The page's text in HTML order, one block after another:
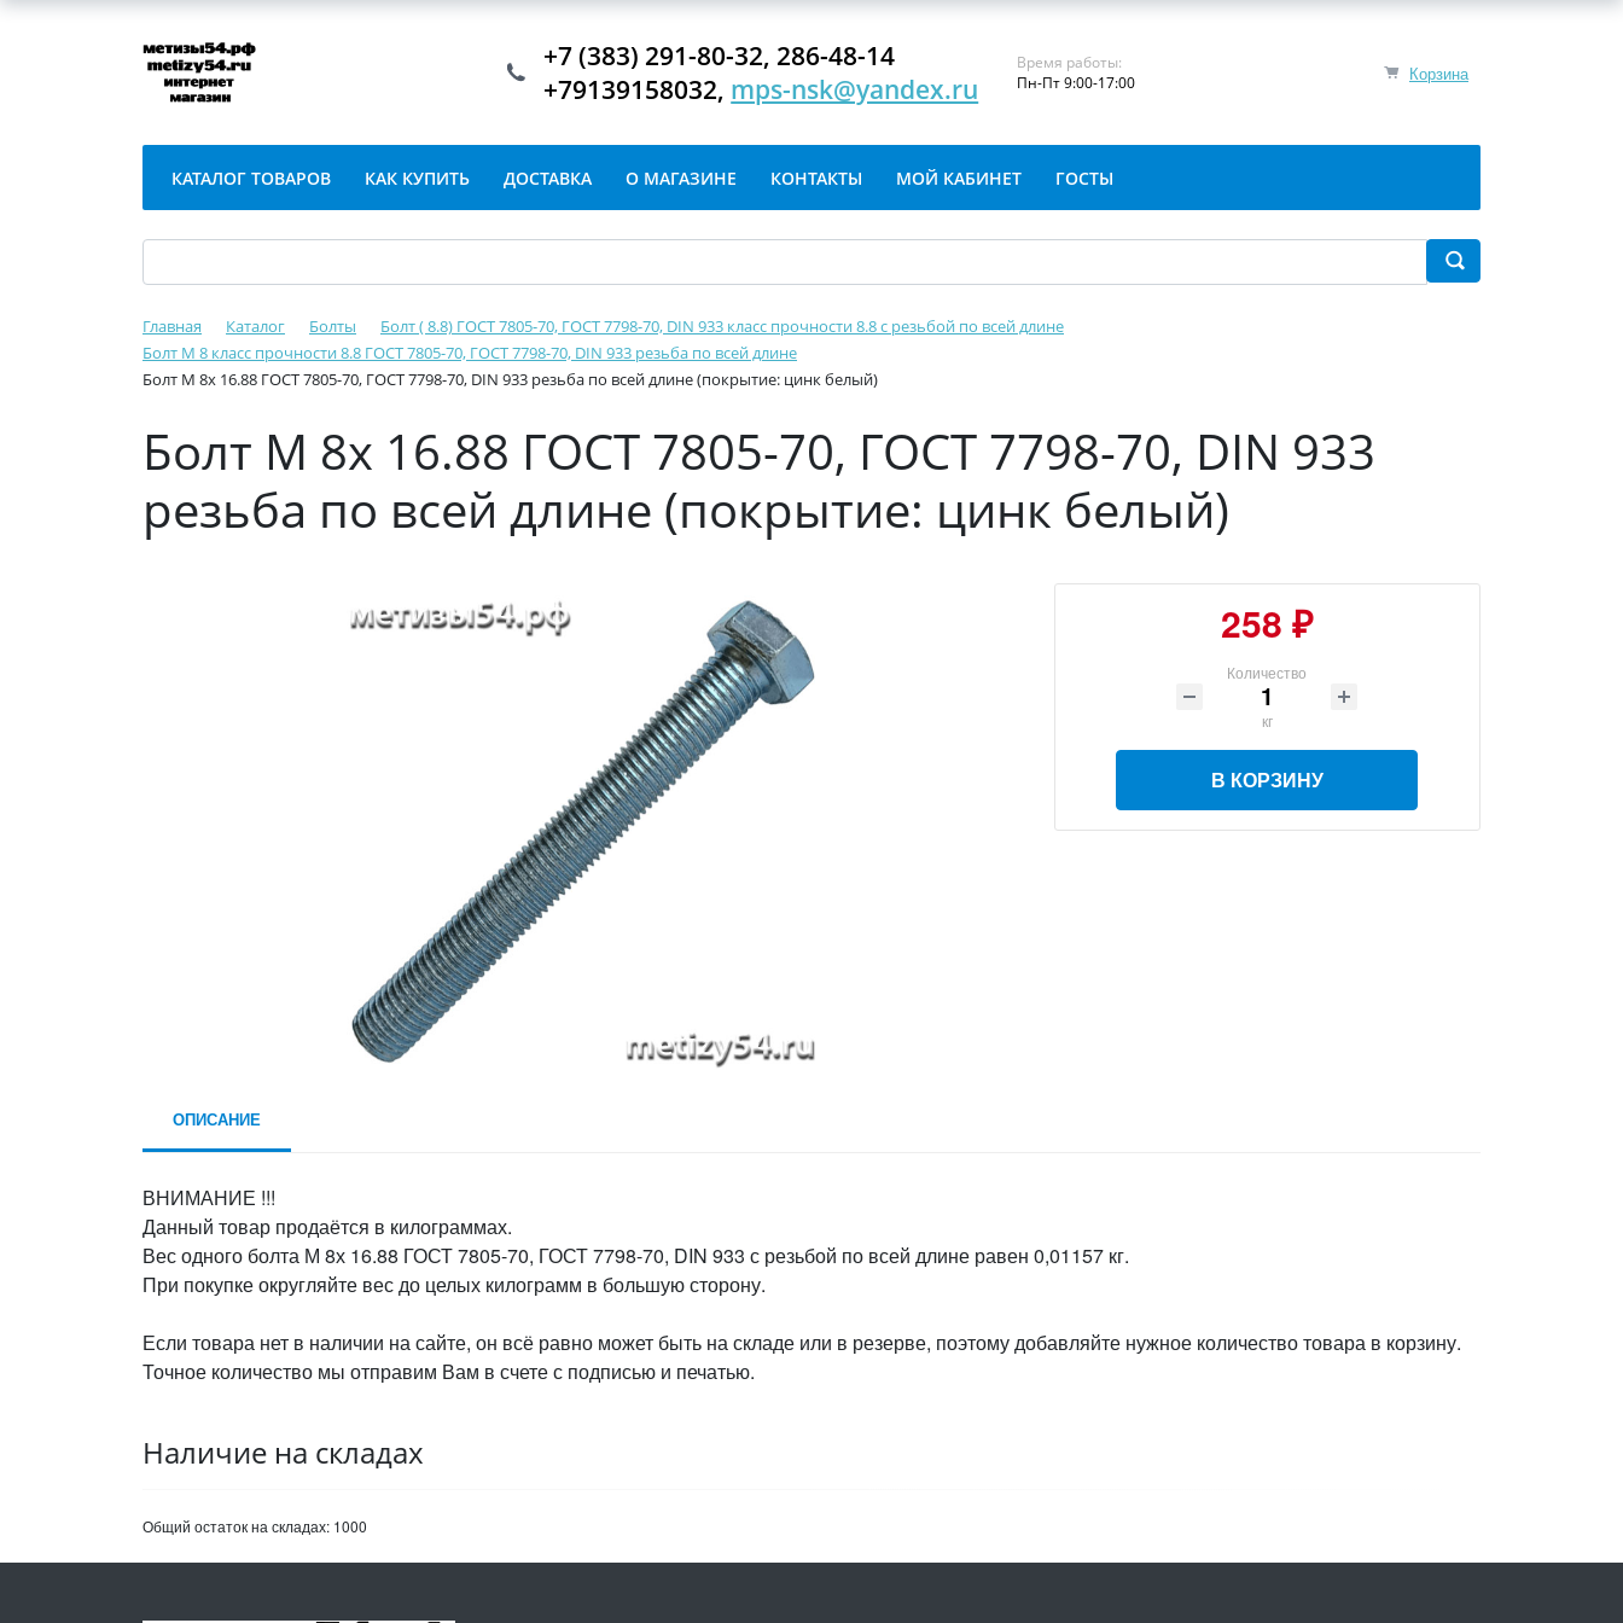
Корзина
+7 (383) 291-80-32, 286-48-14
+79139158032, mps-nsk@yandex.ru
Время работы:
Пн-Пт 9:00-17:00
КАТАЛОГ ТОВАРОВ КАК КУПИТЬ ДОСТАВКА О МАГАЗИНЕ КОНТАКТЫ МОЙ КАБИНЕТ ГОСТЫ
Главная Каталог Болты
Болт ( 8.8) ГОСТ 7805-70, ГОСТ 7798-70, DIN 933 класс прочности 8.8 с резьбой по всей длине
Болт М 8 класс прочности 8.8 ГОСТ 7805-70, ГОСТ 7798-70, DIN 933 резьба по всей длине
Болт М 8х 16.88 ГОСТ 7805-70, ГОСТ 7798-70, DIN 933 резьба по всей длине (покрытие: цинк белый)
Болт М 8х 16.88 ГОСТ 7805-70, ГОСТ 7798-70, DIN 933
резьба по всей длине (покрытие: цинк белый)
258 ₽
Количество
кг
В КОРЗИНУ
ОПИСАНИЕ
ВНИМАНИЕ !!!
Данный товар продаётся в килограммах.
Вес одного болта М 8х 16.88 ГОСТ 7805-70, ГОСТ 7798-70, DIN 933 с резьбой по всей длине равен 0,01157 кг.
При покупке округляйте вес до целых килограмм в большую сторону.
Если товара нет в наличии на сайте, он всё равно может быть на складе или в резерве, поэтому добавляйте нужное количество товара в корзину.
Точное количество мы отправим Вам в счете с подписью и печатью.
Наличие на складах
Общий остаток на складах: 1000